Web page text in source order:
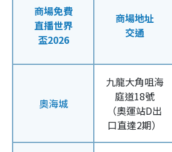
商場免費
直播世界
盃2026
商場地址
交通
奧海城
九龍大角咀海
庭道18號
（奧運站D出
口直達2期）